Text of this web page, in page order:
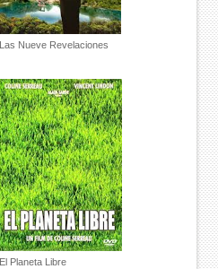
Las Nueve Revelaciones
El Planeta Libre